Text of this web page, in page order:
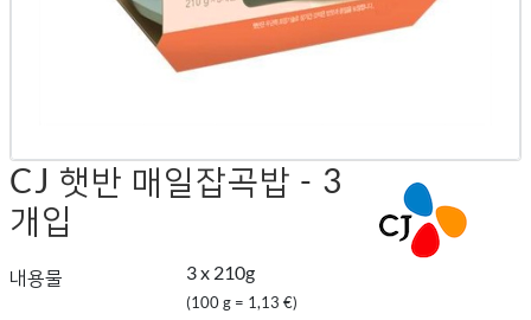
CJ 햇반 매일잡곡밥 - 3
개입
내용물 3 x 210g
(100 g = 1,13 €)